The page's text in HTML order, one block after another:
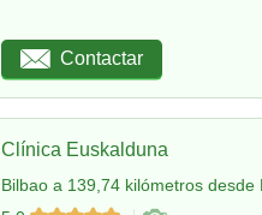
Contactar
Clínica Euskalduna
Bilbao a 139,74 kilómetros